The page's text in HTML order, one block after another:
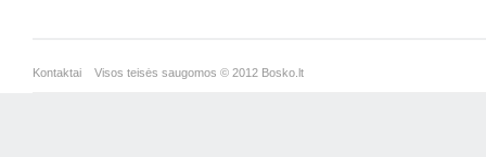
Kontaktai Visos teisės saugomos © 2012 Bosko.lt